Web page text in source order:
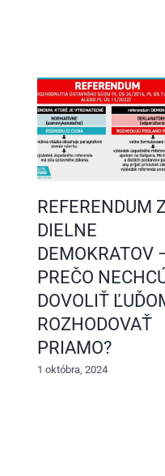
REFERENDUM
DIELNE
DEMOKRATOV
PREČO
DOVOLIŤ
ROZHODOVAŤ
PRIAMO?
1 októbra, 2024